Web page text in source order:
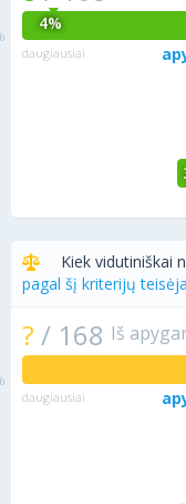
4%
daugiausiai
Kiek vidutiniškai
pagal šį kriterijų
? / 168 Iš
daugiausiai